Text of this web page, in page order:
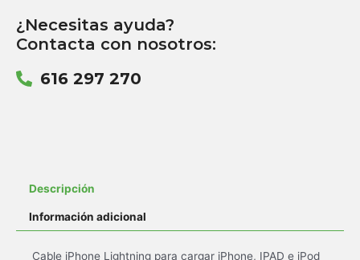
¿Necesitas ayuda?
Contacta con nosotros:
616 297 270
Descripción
Información adicional
Cable iPhone Lightning para cargar iPhone, IPAD e iPod